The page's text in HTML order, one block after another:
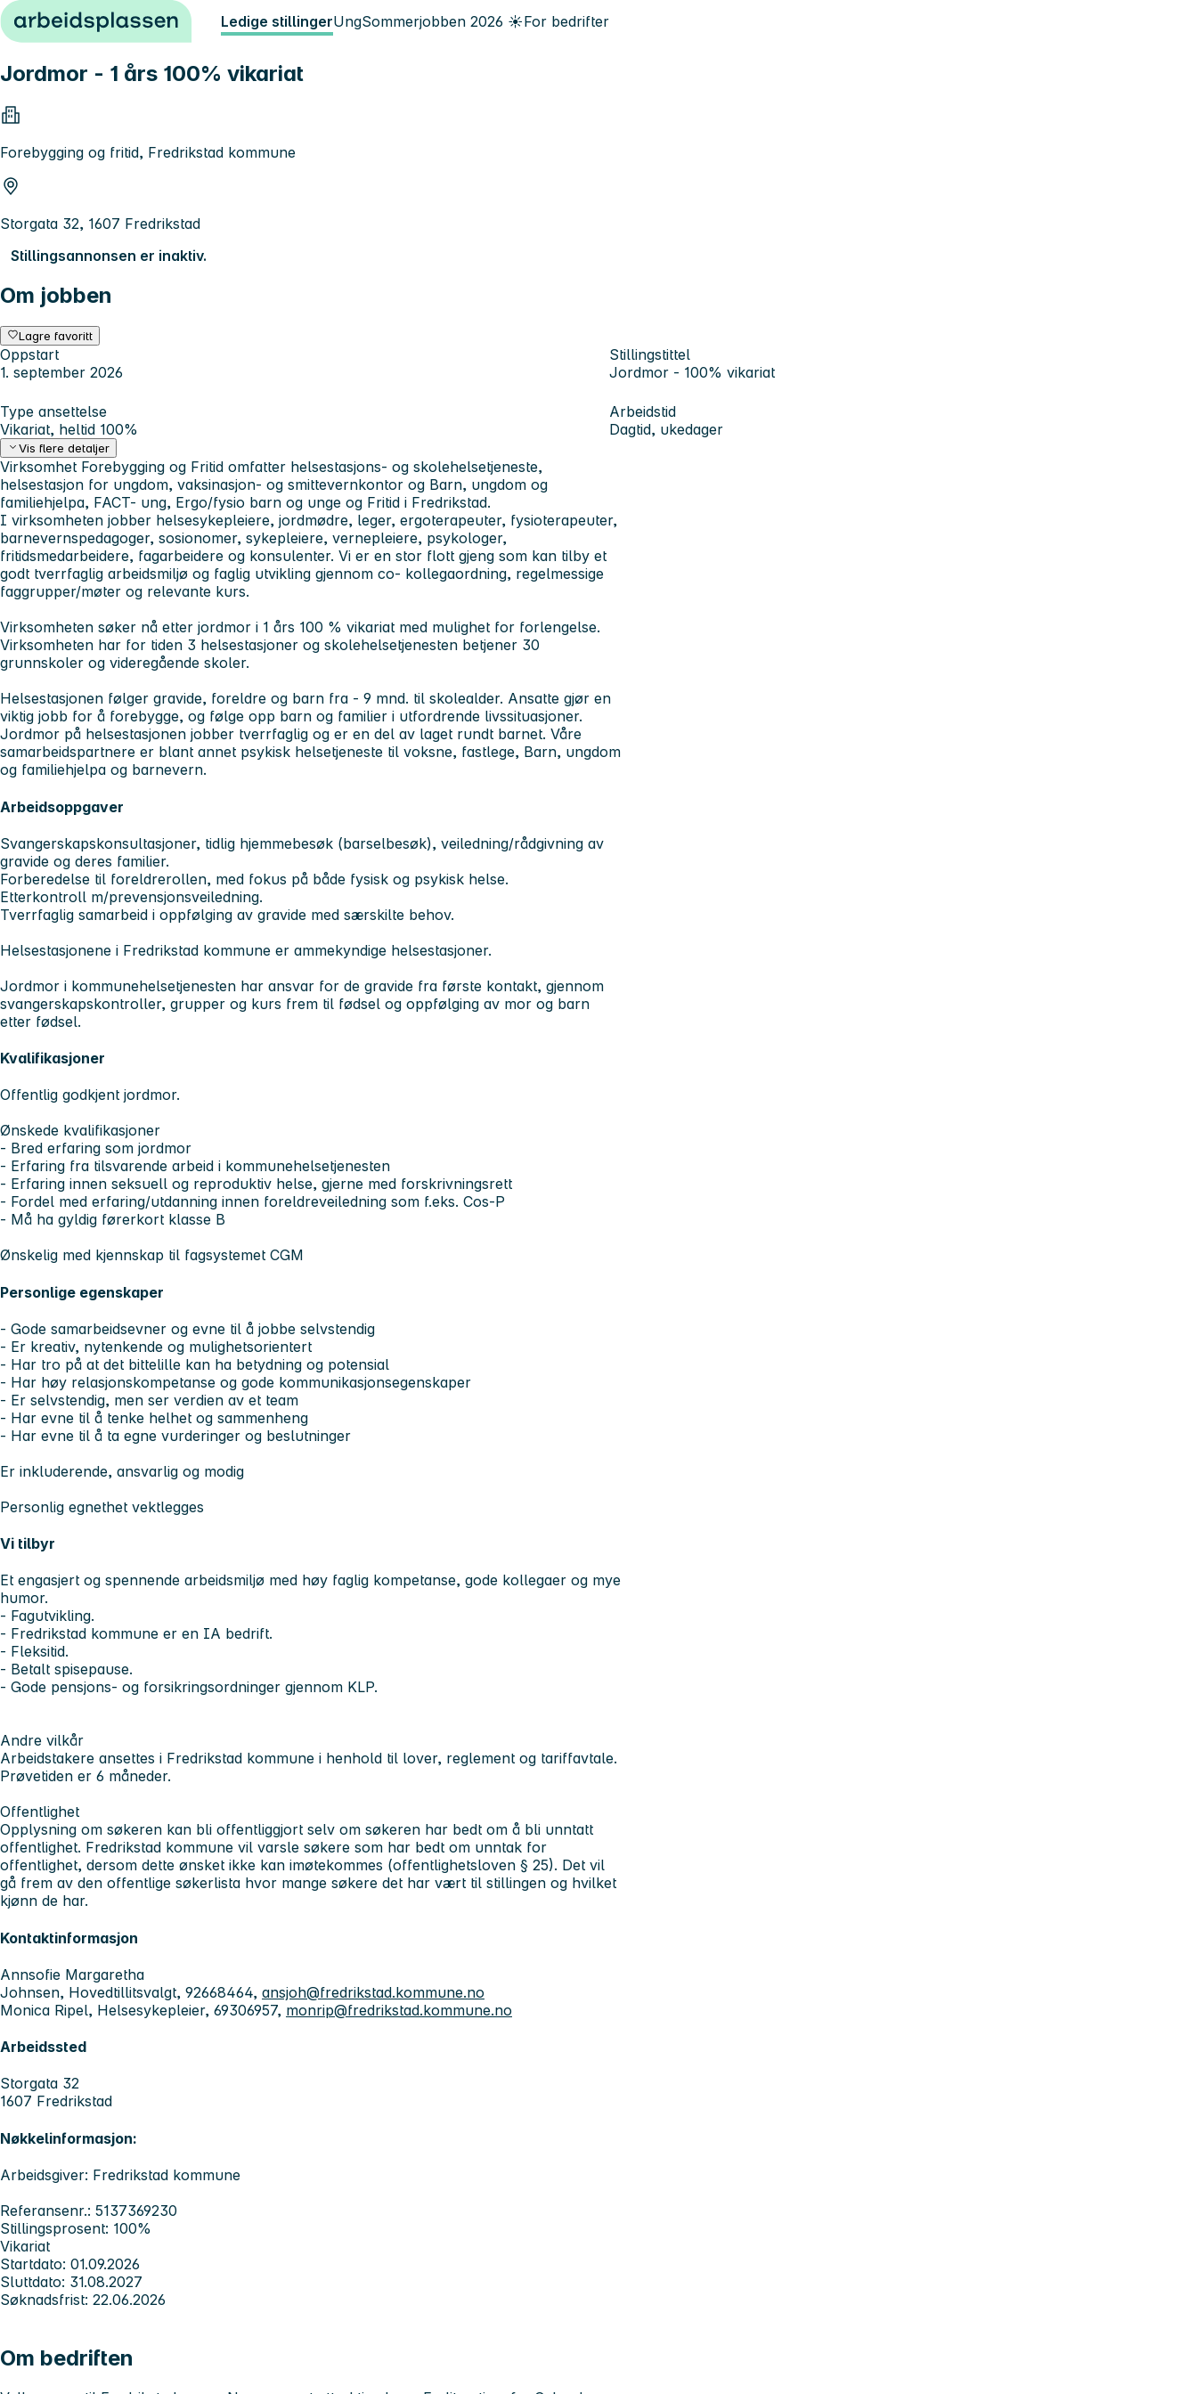
Hopp til innhold Ledige stillingerUngSommerjobben 2026 ☀️For bedrifter
Jordmor - 1 års 100% vikariat
Forebygging og fritid, Fredrikstad kommune
Storgata 32, 1607 Fredrikstad
Stillingsannonsen er inaktiv.
Om jobben
Lagre favoritt
Oppstart
1. september 2026
Stillingstittel
Jordmor - 100% vikariat
Type ansettelse
Vikariat, heltid 100%
Arbeidstid
Dagtid, ukedager
Vis flere detaljer
Virksomhet Forebygging og Fritid omfatter helsestasjons- og skolehelsetjeneste,
helsestasjon for ungdom, vaksinasjon- og smittevernkontor og Barn, ungdom og
familiehjelpa, FACT- ung, Ergo/fysio barn og unge og Fritid i Fredrikstad.
I virksomheten jobber helsesykepleiere, jordmødre, leger, ergoterapeuter, fysioterapeuter,
barnevernspedagoger, sosionomer, sykepleiere, vernepleiere, psykologer,
fritidsmedarbeidere, fagarbeidere og konsulenter. Vi er en stor flott gjeng som kan tilby et
godt tverrfaglig arbeidsmiljø og faglig utvikling gjennom co- kollegaordning, regelmessige
faggrupper/møter og relevante kurs.
Virksomheten søker nå etter jordmor i 1 års 100 % vikariat med mulighet for forlengelse.
Virksomheten har for tiden 3 helsestasjoner og skolehelsetjenesten betjener 30
grunnskoler og videregående skoler.
Helsestasjonen følger gravide, foreldre og barn fra - 9 mnd. til skolealder. Ansatte gjør en
viktig jobb for å forebygge, og følge opp barn og familier i utfordrende livssituasjoner.
Jordmor på helsestasjonen jobber tverrfaglig og er en del av laget rundt barnet. Våre
samarbeidspartnere er blant annet psykisk helsetjeneste til voksne, fastlege, Barn, ungdom
og familiehjelpa og barnevern.
Arbeidsoppgaver
Svangerskapskonsultasjoner, tidlig hjemmebesøk (barselbesøk), veiledning/rådgivning av
gravide og deres familier.
Forberedelse til foreldrerollen, med fokus på både fysisk og psykisk helse.
Etterkontroll m/prevensjonsveiledning.
Tverrfaglig samarbeid i oppfølging av gravide med særskilte behov.
Helsestasjonene i Fredrikstad kommune er ammekyndige helsestasjoner.
Jordmor i kommunehelsetjenesten har ansvar for de gravide fra første kontakt, gjennom
svangerskapskontroller, grupper og kurs frem til fødsel og oppfølging av mor og barn
etter fødsel.
Kvalifikasjoner
Offentlig godkjent jordmor.
Ønskede kvalifikasjoner
- Bred erfaring som jordmor
- Erfaring fra tilsvarende arbeid i kommunehelsetjenesten
- Erfaring innen seksuell og reproduktiv helse, gjerne med forskrivningsrett
- Fordel med erfaring/utdanning innen foreldreveiledning som f.eks. Cos-P
- Må ha gyldig førerkort klasse B
Ønskelig med kjennskap til fagsystemet CGM
Personlige egenskaper
- Gode samarbeidsevner og evne til å jobbe selvstendig
- Er kreativ, nytenkende og mulighetsorientert
- Har tro på at det bittelille kan ha betydning og potensial
- Har høy relasjonskompetanse og gode kommunikasjonsegenskaper
- Er selvstendig, men ser verdien av et team
- Har evne til å tenke helhet og sammenheng
- Har evne til å ta egne vurderinger og beslutninger
Er inkluderende, ansvarlig og modig
Personlig egnethet vektlegges
Vi tilbyr
Et engasjert og spennende arbeidsmiljø med høy faglig kompetanse, gode kollegaer og mye
humor.
- Fagutvikling.
- Fredrikstad kommune er en IA bedrift.
- Fleksitid.
- Betalt spisepause.
- Gode pensjons- og forsikringsordninger gjennom KLP.
Andre vilkår
Arbeidstakere ansettes i Fredrikstad kommune i henhold til lover, reglement og tariffavtale.
Prøvetiden er 6 måneder.
Offentlighet
Opplysning om søkeren kan bli offentliggjort selv om søkeren har bedt om å bli unntatt
offentlighet. Fredrikstad kommune vil varsle søkere som har bedt om unntak for
offentlighet, dersom dette ønsket ikke kan imøtekommes (offentlighetsloven § 25). Det vil
gå frem av den offentlige søkerlista hvor mange søkere det har vært til stillingen og hvilket
kjønn de har.
Kontaktinformasjon
Annsofie Margaretha
Johnsen, Hovedtillitsvalgt, 92668464, ansjoh@fredrikstad.kommune.no
Monica Ripel, Helsesykepleier, 69306957, monrip@fredrikstad.kommune.no
Arbeidssted
Storgata 32
1607 Fredrikstad
Nøkkelinformasjon:
Arbeidsgiver: Fredrikstad kommune
Referansenr.: 5137369230
Stillingsprosent: 100%
Vikariat
Startdato: 01.09.2026
Sluttdato: 31.08.2027
Søknadsfrist: 22.06.2026
Om bedriften